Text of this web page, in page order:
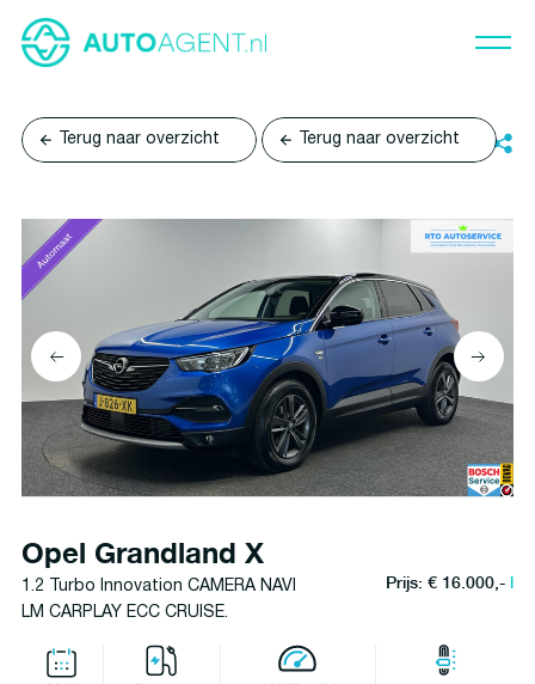
Terug naar overzicht Terug naar overzicht
Opel Grandland X
1.2 Turbo Innovation CAMERA NAVI
LM CARPLAY ECC CRUISE.
Prijs: € 16.000,-l